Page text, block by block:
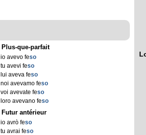
Plus-que-parfait
io avevo feso
tu avevi feso
lui aveva feso
noi avevamo feso
voi avevate feso
loro avevano feso
Futur antérieur
io avrò feso
tu avrai feso